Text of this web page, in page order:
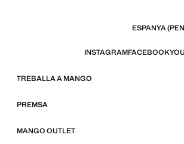
ESPANYA
INSTAGRAMFACEBOOK
TREBALLA A MANGO
PREMSA
MANGO OUTLET